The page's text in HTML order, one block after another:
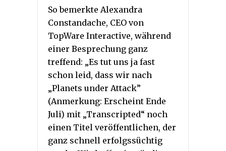
So bemerkte Alexandra
Constandache, CEO von
TopWare Interactive, während
einer Besprechung ganz
treffend: „Es tut uns ja fast
schon leid, dass wir nach
„Planets under Attack”
(Anmerkung: Erscheint Ende
Juli) mit „Transcripted“ noch
einen Titel veröffentlichen, der
ganz schnell erfolgssüchtig